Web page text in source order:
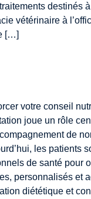
destinés
vétérinaire à
[…]
votre conseil
joue un rôle
de
les patients
de santé pour
personnalisés et
diététique et